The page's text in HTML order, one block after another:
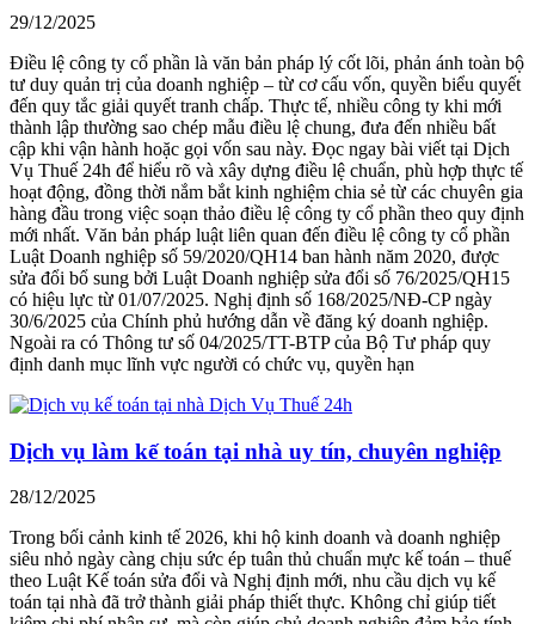
29/12/2025
Điều lệ công ty cổ phần là văn bản pháp lý cốt lõi, phản ánh toàn bộ
tư duy quản trị của doanh nghiệp – từ cơ cấu vốn, quyền biểu quyết
đến quy tắc giải quyết tranh chấp. Thực tế, nhiều công ty khi mới
thành lập thường sao chép mẫu điều lệ chung, đưa đến nhiều bất
cập khi vận hành hoặc gọi vốn sau này. Đọc ngay bài viết tại Dịch
Vụ Thuế 24h để hiểu rõ và xây dựng điều lệ chuẩn, phù hợp thực tế
hoạt động, đồng thời nắm bắt kinh nghiệm chia sẻ từ các chuyên gia
hàng đầu trong việc soạn thảo điều lệ công ty cổ phần theo quy định
mới nhất. Văn bản pháp luật liên quan đến điều lệ công ty cổ phần
Luật Doanh nghiệp số 59/2020/QH14 ban hành năm 2020, được
sửa đổi bổ sung bởi Luật Doanh nghiệp sửa đổi số 76/2025/QH15
có hiệu lực từ 01/07/2025. Nghị định số 168/2025/NĐ-CP ngày
30/6/2025 của Chính phủ hướng dẫn về đăng ký doanh nghiệp.
Ngoài ra có Thông tư số 04/2025/TT-BTP của Bộ Tư pháp quy
định danh mục lĩnh vực người có chức vụ, quyền hạn
Dịch vụ làm kế toán tại nhà uy tín, chuyên nghiệp
28/12/2025
Trong bối cảnh kinh tế 2026, khi hộ kinh doanh và doanh nghiệp
siêu nhỏ ngày càng chịu sức ép tuân thủ chuẩn mực kế toán – thuế
theo Luật Kế toán sửa đổi và Nghị định mới, nhu cầu dịch vụ kế
toán tại nhà đã trở thành giải pháp thiết thực. Không chỉ giúp tiết